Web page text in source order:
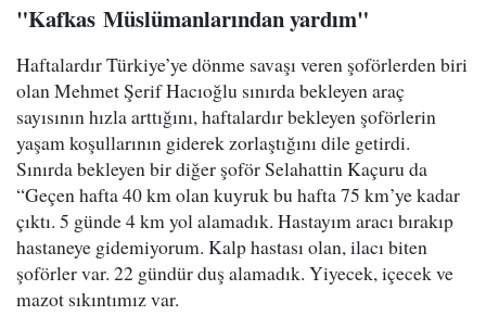
"Kafkas Müslümanlarından yardım"
Haftalardır Türkiye’ye dönme savaşı veren şoförlerden biri
olan Mehmet Şerif Hacıoğlu sınırda bekleyen araç
sayısının hızla arttığını, haftalardır bekleyen şoförlerin
yaşam koşullarının giderek zorlaştığını dile getirdi.
Sınırda bekleyen bir diğer şoför Selahattin Kaçuru da
“Geçen hafta 40 km olan kuyruk bu hafta 75 km’ye kadar
çıktı. 5 günde 4 km yol alamadık. Hastayım aracı bırakıp
hastaneye gidemiyorum. Kalp hastası olan, ilacı biten
şoförler var. 22 gündür duş alamadık. Yiyecek, içecek ve
mazot sıkıntımız var.